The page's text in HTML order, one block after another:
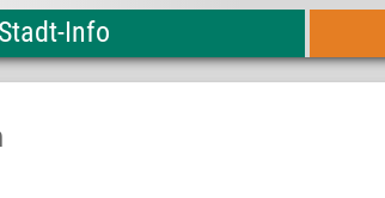
Stadt-Info